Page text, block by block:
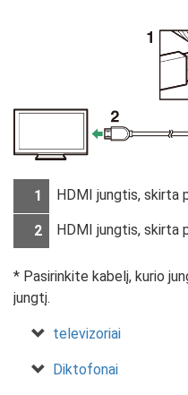
1 HDMI jungtis, skirta
2 HDMI jungtis, skirta
Pasirinkite kabelį, kurio
jungtį.
televizoriai
Diktofonai